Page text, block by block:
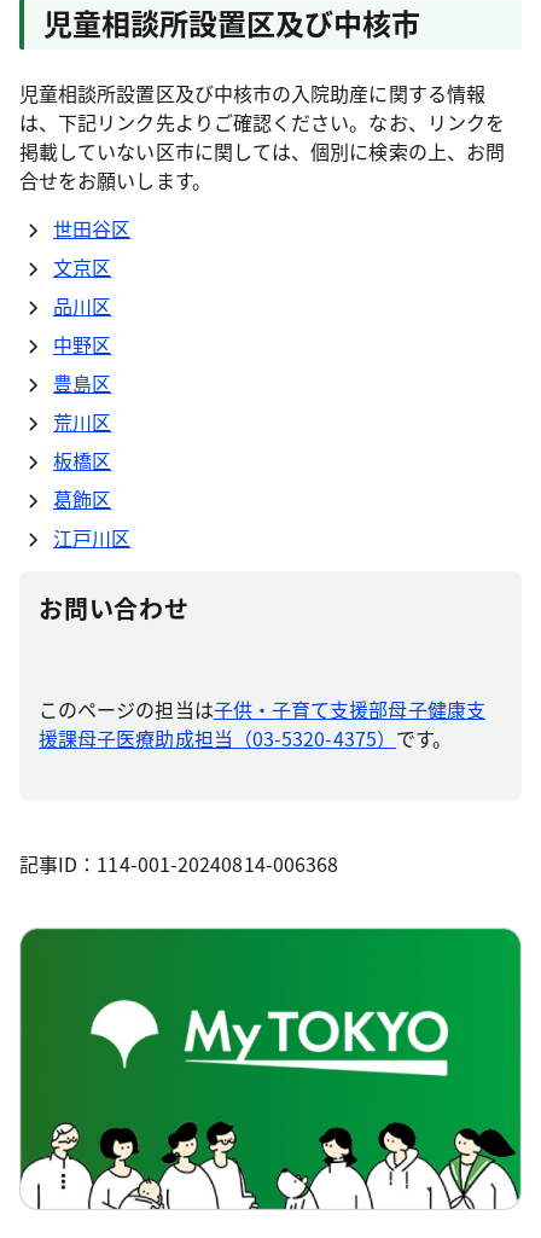
児童相談所設置区及び中核市
児童相談所設置区及び中核市の入院助産に関する情報
は、下記リンク先よりご確認ください。なお、リンクを
掲載していない区市に関しては、個別に検索の上、お問
合せをお願いします。
世田谷区
文京区
品川区
中野区
豊島区
荒川区
板橋区
葛飾区
江戸川区
お問い合わせ
このページの担当は子供・子育て支援部母子健康支
援課母子医療助成担当（03-5320-4375） です。
記事ID：114-001-20240814-006368